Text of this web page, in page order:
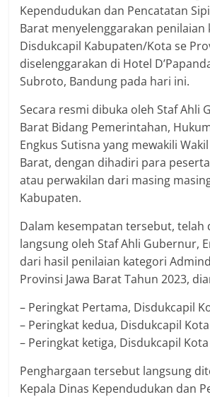
Kependudukan dan Pencatatan
Barat menyelenggarakan
Disdukcapil Kabupaten/Kota se
diselenggarakan di Hotel
Subroto, Bandung pada hari ini.
Secara resmi dibuka oleh Staf Ahli
Barat Bidang Pemerintahan,
Engkus Sutisna yang mewakili
Barat, dengan dihadiri para
atau perwakilan dari masing
Kabupaten.
Dalam kesempatan tersebut, telah
langsung oleh Staf Ahli Gubernur,
dari hasil penilaian kategori
Provinsi Jawa Barat Tahun 2023,
– Peringkat Pertama, Disdukcapil
– Peringkat kedua, Disdukcapil
– Peringkat ketiga, Disdukcapil
Penghargaan tersebut langsung
Kepala Dinas Kependudukan dan